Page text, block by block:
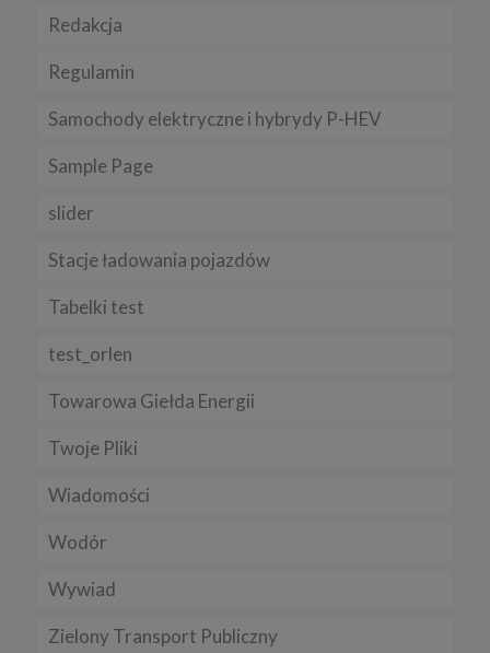
Redakcja
Regulamin
Samochody elektryczne i hybrydy P-HEV
Sample Page
slider
Stacje ładowania pojazdów
Tabelki test
test_orlen
Towarowa Giełda Energii
Twoje Pliki
Wiadomości
Wodór
Wywiad
Zielony Transport Publiczny